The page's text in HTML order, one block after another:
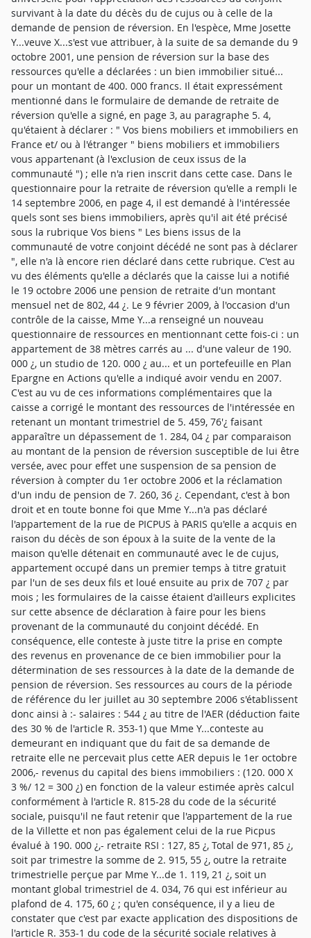
survivant à la date du décès du de cujus ou à celle de la
demande de pension de réversion. En l'espèce, Mme Josette
Y...veuve X...s'est vue attribuer, à la suite de sa demande du 9
octobre 2001, une pension de réversion sur la base des
ressources qu'elle a déclarées : un bien immobilier situé...
pour un montant de 400. 000 francs. Il était expressément
mentionné dans le formulaire de demande de retraite de
réversion qu'elle a signé, en page 3, au paragraphe 5. 4,
qu'étaient à déclarer : " Vos biens mobiliers et immobiliers en
France et/ ou à l'étranger " biens mobiliers et immobiliers
vous appartenant (à l'exclusion de ceux issus de la
communauté ") ; elle n'a rien inscrit dans cette case. Dans le
questionnaire pour la retraite de réversion qu'elle a rempli le
14 septembre 2006, en page 4, il est demandé à l'intéressée
quels sont ses biens immobiliers, après qu'il ait été précisé
sous la rubrique Vos biens " Les biens issus de la
communauté de votre conjoint décédé ne sont pas à déclarer
", elle n'a là encore rien déclaré dans cette rubrique. C'est au
vu des éléments qu'elle a déclarés que la caisse lui a notifié
le 19 octobre 2006 une pension de retraite d'un montant
mensuel net de 802, 44 ¿. Le 9 février 2009, à l'occasion d'un
contrôle de la caisse, Mme Y...a renseigné un nouveau
questionnaire de ressources en mentionnant cette fois-ci : un
appartement de 38 mètres carrés au ... d'une valeur de 190.
000 ¿, un studio de 120. 000 ¿ au... et un portefeuille en Plan
Epargne en Actions qu'elle a indiqué avoir vendu en 2007.
C'est au vu de ces informations complémentaires que la
caisse a corrigé le montant des ressources de l'intéressée en
retenant un montant trimestriel de 5. 459, 76'¿ faisant
apparaître un dépassement de 1. 284, 04 ¿ par comparaison
au montant de la pension de réversion susceptible de lui être
versée, avec pour effet une suspension de sa pension de
réversion à compter du 1er octobre 2006 et la réclamation
d'un indu de pension de 7. 260, 36 ¿. Cependant, c'est à bon
droit et en toute bonne foi que Mme Y...n'a pas déclaré
l'appartement de la rue de PICPUS à PARIS qu'elle a acquis en
raison du décès de son époux à la suite de la vente de la
maison qu'elle détenait en communauté avec le de cujus,
appartement occupé dans un premier temps à titre gratuit
par l'un de ses deux fils et loué ensuite au prix de 707 ¿ par
mois ; les formulaires de la caisse étaient d'ailleurs explicites
sur cette absence de déclaration à faire pour les biens
provenant de la communauté du conjoint décédé. En
conséquence, elle conteste à juste titre la prise en compte
des revenus en provenance de ce bien immobilier pour la
détermination de ses ressources à la date de la demande de
pension de réversion. Ses ressources au cours de la période
de référence du ler juillet au 30 septembre 2006 s'établissent
donc ainsi à :- salaires : 544 ¿ au titre de l'AER (déduction faite
des 30 % de l'article R. 353-1) que Mme Y...conteste au
demeurant en indiquant que du fait de sa demande de
retraite elle ne percevait plus cette AER depuis le 1er octobre
2006,- revenus du capital des biens immobiliers : (120. 000 X
3 %/ 12 = 300 ¿) en fonction de la valeur estimée après calcul
conformément à l'article R. 815-28 du code de la sécurité
sociale, puisqu'il ne faut retenir que l'appartement de la rue
de la Villette et non pas également celui de la rue Picpus
évalué à 190. 000 ¿,- retraite RSI : 127, 85 ¿, Total de 971, 85 ¿,
soit par trimestre la somme de 2. 915, 55 ¿, outre la retraite
trimestrielle perçue par Mme Y...de 1. 119, 21 ¿, soit un
montant global trimestriel de 4. 034, 76 qui est inférieur au
plafond de 4. 175, 60 ¿ ; qu'en conséquence, il y a lieu de
constater que c'est par exacte application des dispositions de
l'article R. 353-1 du code de la sécurité sociale relatives à